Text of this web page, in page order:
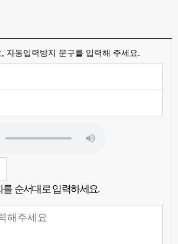
자동입력방지 문구를 입력해 주세요.
순서대로 입력하세요.